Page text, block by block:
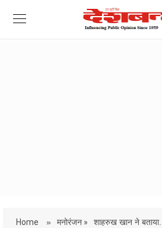
Home » मनोरंजन » शाहरुख खान ने बताया...